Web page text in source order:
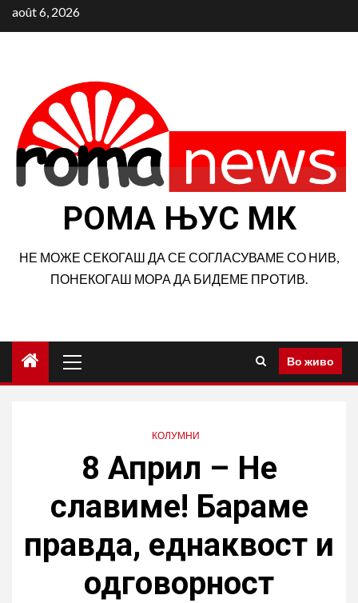
Aller
au
août 6, 2026
РОМА ЊУС МК
НЕ МОЖЕ СЕКОГАШ ДА СЕ СОГЛАСУВАМЕ СО НИВ,
ПОНЕКОГАШ МОРА ДА БИДЕМЕ ПРОТИВ.
principal
Во живо
КОЛУМНИ
8 Април – Не
славиме! Бараме
правда, еднаквост и
одговорност